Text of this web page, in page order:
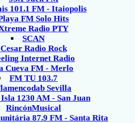
101.1 FM - Itaiopolis
FM Solo Hits
Radio PTY
SCAN
Cesar Radio Rock
Internet Radio
Cueva FM - Merlo
FM TU 103.7
Sevilla
1230 AM - San Juan
RincónMusical
87.9 FM - Santa Rita